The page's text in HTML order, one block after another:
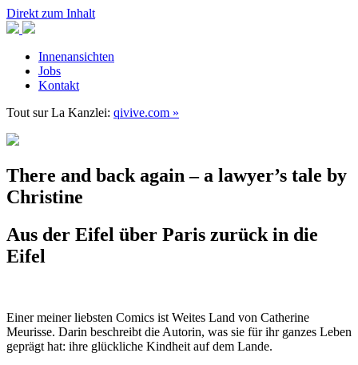
Direkt zum Inhalt
Innenansichten
Jobs
Kontakt
Tout surLa Kanzlei: qivive.com »
There and back again – a lawyer’s tale by
Christine
Aus der Eifel über Paris zurück in die
Eifel
Einer meiner liebsten Comics ist Weites Land von Catherine
Meurisse. Darin beschreibt die Autorin, was sie für ihr ganzes Leben
geprägt hat: ihre glückliche Kindheit auf dem Lande.